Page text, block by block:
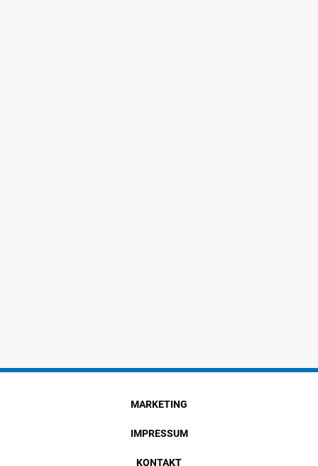
MARKETING
IMPRESSUM
KONTAKT